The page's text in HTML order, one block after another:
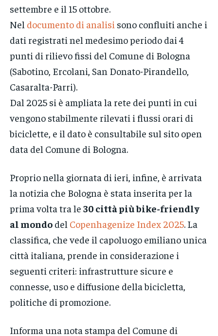
settembre e il 15 ottobre.
Nel documento di analisi sono confluiti anche i
dati registrati nel medesimo periodo dai 4
punti di rilievo fissi del Comune di Bologna
(Sabotino, Ercolani, San Donato-Pirandello,
Casaralta-Parri).
Dal 2025 si è ampliata la rete dei punti in cui
vengono stabilmente rilevati i flussi orari di
biciclette, e il dato è consultabile sul sito open
data del Comune di Bologna.
Proprio nella giornata di ieri, infine, è arrivata
la notizia che Bologna è stata inserita per la
prima volta tra le 30 città più bike-friendly
al mondo del Copenhagenize Index 2025. La
classifica, che vede il capoluogo emiliano unica
città italiana, prende in considerazione i
seguenti criteri: infrastrutture sicure e
connesse, uso e diffusione della bicicletta,
politiche di promozione.
Informa una nota stampa del Comune di